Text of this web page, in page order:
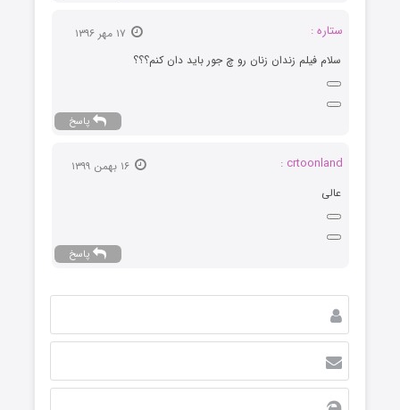
ستاره :
سلام فیلم زندان زنان رو چ جور باید دان کنم؟؟؟
پاسخ
crtoonland :
۱۶ بهمن ۱۳۹۹
عالی
پاسخ